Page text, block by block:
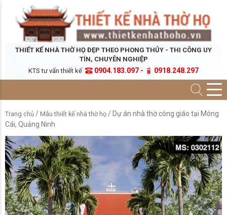
THIẾT KẾ NHÀ THỜ HỌ ĐẸP THEO PHONG THỦY - THI CÔNG UY
TÍN, CHUYÊN NGHIỆP
KTS tư vấn thiết kế
0904.183.097 - 0918.248.297
Trang chủ / Mẫu thiết kế nhà thờ họ / Dự án nhà thờ công giáo tại Móng
Cái, Quảng Ninh